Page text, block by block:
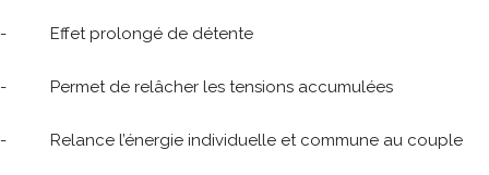
- Effet prolongé de détente
- Permet de relâcher les tensions accumulées
- Relance l’énergie individuelle et commune au couple